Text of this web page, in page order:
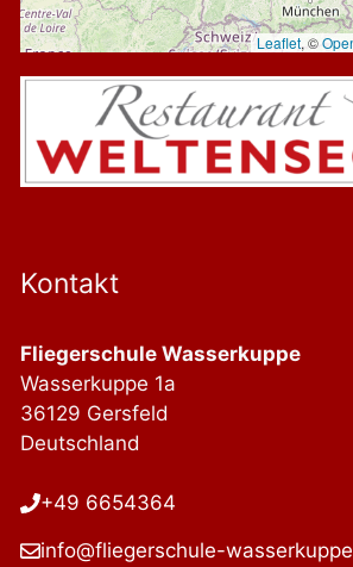
Leaflet, ©
Kontakt
Fliegerschule Wasserkuppe
Wasserkuppe 1a
36129 Gersfeld
Deutschland
+49 6654364
info@fliegerschule-